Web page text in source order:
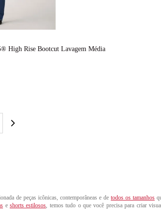
High Rise Bootcut Lavagem Média
de peças icônicas, contemporâneas e detodos os tamanhos
e shorts estilosos, temos tudo o que você precisa para criar